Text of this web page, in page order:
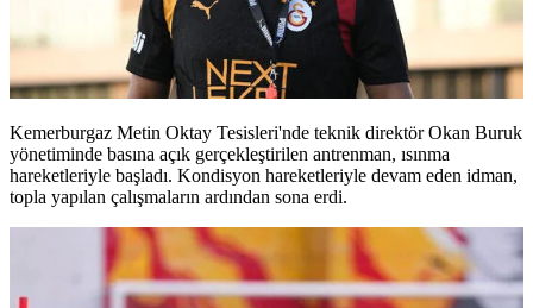
Kemerburgaz Metin Oktay Tesisleri'nde teknik direktör Okan Buruk
yönetiminde basına açık gerçekleştirilen antrenman, ısınma
hareketleriyle başladı. Kondisyon hareketleriyle devam eden idman,
topla yapılan çalışmaların ardından sona erdi.